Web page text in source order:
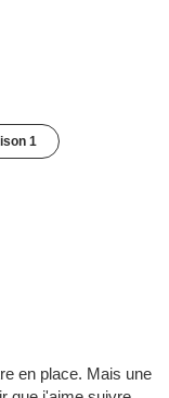
1
en place. Mais une